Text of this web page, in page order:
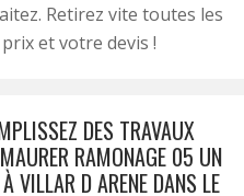
Retirez vite toutes les
et votre devis !
DES TRAVAUX
RAMONAGE 05 UN
VILLAR D ARENE DANS LE